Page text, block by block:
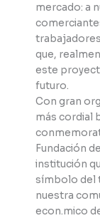
mercado: a
trabajadores
que,
este
futuro.
Con gran
más cordial
Fundación
institución
símbolo del
nuestra
econ.mico